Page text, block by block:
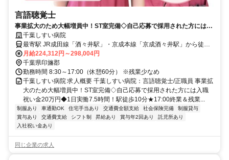
言語聴覚士
事業拡大のため大幅増員中！ST室完備◇自己応募で採用された方には入
職祝い金20万円◆1日実働7.5時間！駅徒歩10分★17:00終業＆残業少な
め◎【印旛郡、病院、酒々井駅・京成酒々井駅、言語聴覚士、正職員】
千葉しすい病院
最寄駅 JR成田線「酒々井駅」・京成本線「京成酒々井駅」から徒歩
約10分
月給224,312円～298,004円
千葉県印旛郡
勤務時間 8:30～17:00（休憩60分） ※残業少なめ
千葉しすい病院 求人概要 千葉しすい病院：言語聴覚士/正職員 事業拡
大のため大幅増員中！ST室完備◇自己応募で採用された方には入職
祝い金20万円◆1日実働7.5時間！駅徒歩10分★17:00終業＆残業...
制服あり 車通勤OK 住宅手当あり 交通費全額支給 社会保険完備
制服貸与
賞与あり
交通費支給 シフト制 昇給あり 賞与年2回あり
託児所あり
入社祝い金あり
同じ企業の求人